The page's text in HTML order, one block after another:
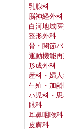
乳腺科
脳神経外科
白河地域
整形外科
骨・関節
運動機能
形成外科
産科・婦
生殖・加
小児科・
眼科
耳鼻咽喉
皮膚科